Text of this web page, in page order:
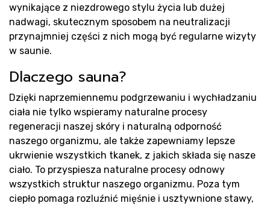
wynikające z niezdrowego stylu życia lub dużej
nadwagi, skutecznym sposobem na neutralizacji
przynajmniej części z nich mogą być regularne wizyty
w saunie.
Dlaczego sauna?
Dzięki naprzemiennemu podgrzewaniu i wychładzaniu
ciała nie tylko wspieramy naturalne procesy
regeneracji naszej skóry i naturalną odporność
naszego organizmu, ale także zapewniamy lepsze
ukrwienie wszystkich tkanek, z jakich składa się nasze
ciało. To przyspiesza naturalne procesy odnowy
wszystkich struktur naszego organizmu. Poza tym
ciepło pomaga rozluźnić mięśnie i usztywnione stawy,